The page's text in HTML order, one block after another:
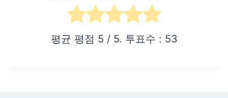
평균 평점 5 / 5. 투표수 : 53